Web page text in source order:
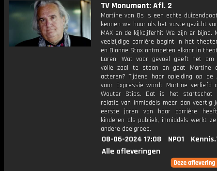
TV Monument: Afl. 2
Martine van Os is een echte
kennen we haar als het vaste gezicht
MAX en de kijkcijferhit We zijn er bijna.
veelzijdige carrière begint in het
en Dionne Stax ontmoeten elkaar in
Laren. Wat voor gevoel geeft het om
volle zaal te staan en gaat Martine
acteren? Tijdens haar opleiding op de
voor Expressie wordt Martine verliefd
Wouter Stips. Dat is het startschot
relatie van inmiddels meer dan veertig
eerste jaren van haar carrière
kinderen als publiek, inmiddels werkt
andere doelgroep.
08-06-2024 17:08 NPO1
Alle afleveringen